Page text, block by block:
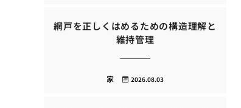
網戸を正しくはめるための構造理解と
維持管理
2026.08.03
家